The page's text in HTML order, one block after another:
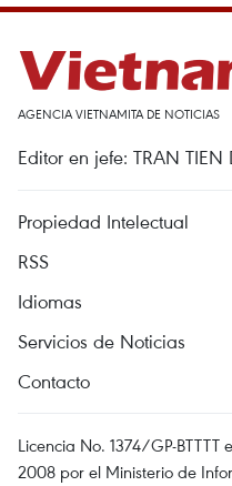
AGENCIA VIETNAMITA DE NOTICIAS
Editor en jefe: TRAN TIEN
Propiedad Intelectual
RSS
Idiomas
Servicios de Noticias
Contacto
Licencia No. 1374/GP-
2008 por el Ministerio de